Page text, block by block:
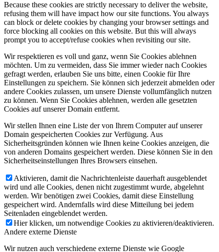
Because these cookies are strictly necessary to deliver the website,
refusing them will have impact how our site functions. You always
can block or delete cookies by changing your browser settings and
force blocking all cookies on this website. But this will always
prompt you to accept/refuse cookies when revisiting our site.
Wir respektieren es voll und ganz, wenn Sie Cookies ablehnen
möchten. Um zu vermeiden, dass Sie immer wieder nach Cookies
gefragt werden, erlauben Sie uns bitte, einen Cookie für Ihre
Einstellungen zu speichern. Sie können sich jederzeit abmelden oder
andere Cookies zulassen, um unsere Dienste vollumfänglich nutzen
zu können. Wenn Sie Cookies ablehnen, werden alle gesetzten
Cookies auf unserer Domain entfernt.
Wir stellen Ihnen eine Liste der von Ihrem Computer auf unserer
Domain gespeicherten Cookies zur Verfügung. Aus
Sicherheitsgründen können wie Ihnen keine Cookies anzeigen, die
von anderen Domains gespeichert werden. Diese können Sie in den
Sicherheitseinstellungen Ihres Browsers einsehen.
Aktivieren, damit die Nachrichtenleiste dauerhaft ausgeblendet
wird und alle Cookies, denen nicht zugestimmt wurde, abgelehnt
werden. Wir benötigen zwei Cookies, damit diese Einstellung
gespeichert wird. Andernfalls wird diese Mitteilung bei jedem
Seitenladen eingeblendet werden.
Hier klicken, um notwendige Cookies zu aktivieren/deaktivieren.
Andere externe Dienste
Wir nutzen auch verschiedene externe Dienste wie Google